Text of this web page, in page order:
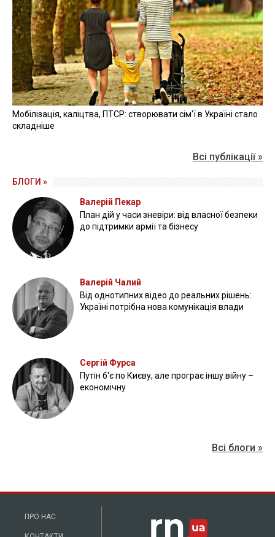
Мобілізація, каліцтва, ПТСР: створювати сім'ї в Україні стало
складніше
Всі публікації »
БЛОГИ »
Валерій Пекар
План дій у часи зневіри: від власної безпеки
до підтримки армії та бізнесу
Валерій Чалий
Від однотипних відео до реальних рішень:
Україні потрібна нова комунікація влади
Сергій Фурса
Путін б'є по Києву, але програє іншу війну –
економічну
Всі блоги »
ПРО НАС